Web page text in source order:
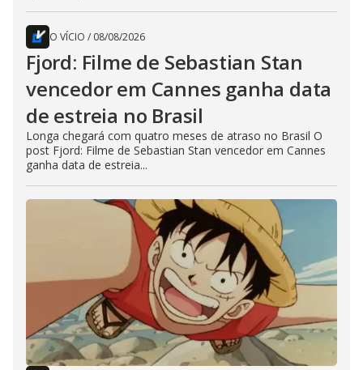
O VÍCIO / 08/08/2026
Fjord: Filme de Sebastian Stan
vencedor em Cannes ganha data
de estreia no Brasil
Longa chegará com quatro meses de atraso no Brasil O
post Fjord: Filme de Sebastian Stan vencedor em Cannes
ganha data de estreia...